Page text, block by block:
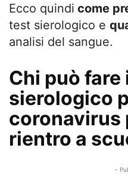
Ecco quindi come
test sierologico e
analisi del sangue.
Chi può fare
sierologico
coronavirus
rientro a
-